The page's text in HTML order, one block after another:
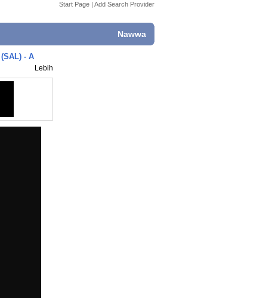
Start Page | Add Search Provider
Nawwa
- A
Lebih